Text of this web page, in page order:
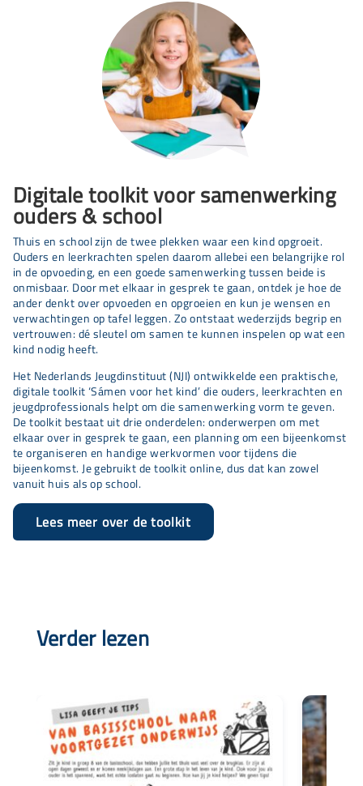
Digitale toolkit voor samenwerking
ouders & school
Thuis en school zijn de twee plekken waar een kind opgroeit.
Ouders en leerkrachten spelen daarom allebei een belangrijke rol
in de opvoeding, en een goede samenwerking tussen beide is
onmisbaar. Door met elkaar in gesprek te gaan, ontdek je hoe de
ander denkt over opvoeden en opgroeien en kun je wensen en
verwachtingen op tafel leggen. Zo ontstaat wederzijds begrip en
vertrouwen: dé sleutel om samen te kunnen inspelen op wat een
kind nodig heeft.
Het Nederlands Jeugdinstituut (NJI) ontwikkelde een praktische,
digitale toolkit ‘Sámen voor het kind’ die ouders, leerkrachten en
jeugdprofessionals helpt om die samenwerking vorm te geven.
De toolkit bestaat uit drie onderdelen: onderwerpen om met
elkaar over in gesprek te gaan, een planning om een bijeenkomst
te organiseren en handige werkvormen voor tijdens die
bijeenkomst. Je gebruikt de toolkit online, dus dat kan zowel
vanuit huis als op school.
Lees meer over de toolkit
Verder lezen